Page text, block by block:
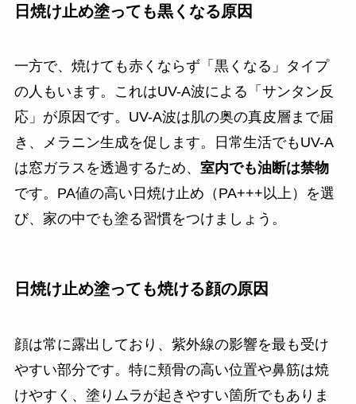
日焼け止め塗っても黒くなる原因
一方で、焼けても赤くならず「黒くなる」タイプ
の人もいます。これはUV-A波による「サンタン反
応」が原因です。UV-A波は肌の奥の真皮層まで届
き、メラニン生成を促します。日常生活でもUV-A
は窓ガラスを透過するため、 室内でも油断は禁物
です。PA値の高い日焼け止め（PA+++以上）を選
び、家の中でも塗る習慣をつけましょう。
日焼け止め塗っても焼ける顔の原因
顔は常に露出しており、紫外線の影響を最も受け
やすい部分です。特に頬骨の高い位置や鼻筋は焼
けやすく、塗りムラが起きやすい箇所でもありま